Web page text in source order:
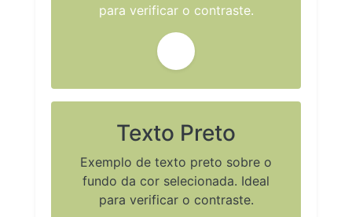
para verificar o contraste.
Texto Preto
Exemplo de texto preto sobre o
fundo da cor selecionada. Ideal
para verificar o contraste.